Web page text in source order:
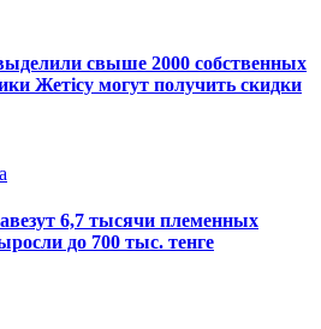
свыше 2000 собственных
Жетісу могут получить скидки
6,7 тысячи племенных
до 700 тыс. тенге